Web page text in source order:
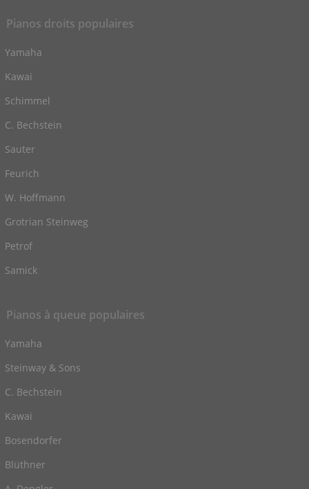
Pianos droits populaires
Yamaha
Kawai
Schimmel
C. Bechstein
Sauter
Feurich
W. Hoffmann
Grotrian Steinweg
Petrof
Samick
Pianos à queue populaires
Yamaha
Steinway & Sons
C. Bechstein
Kawai
Bosendorfer
Blüthner